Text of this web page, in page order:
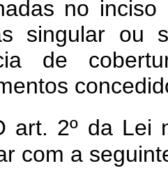
no
singular ou
de
art. 2º da Lei
com a